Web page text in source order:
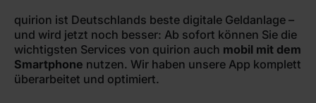
quirion ist Deutschlands beste digitale Geldanlage –
und wird jetzt noch besser: Ab sofort können Sie die
wichtigsten Services von quirion auch mobil mit dem
Smartphone nutzen. Wir haben unsere App komplett
überarbeitet und optimiert.